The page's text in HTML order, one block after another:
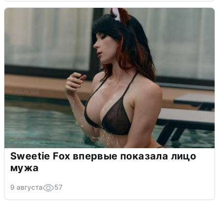
Sweetie Fox впервые показала лицо
мужа
9 августа 57